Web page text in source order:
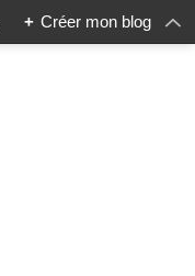
+ Créer mon blog